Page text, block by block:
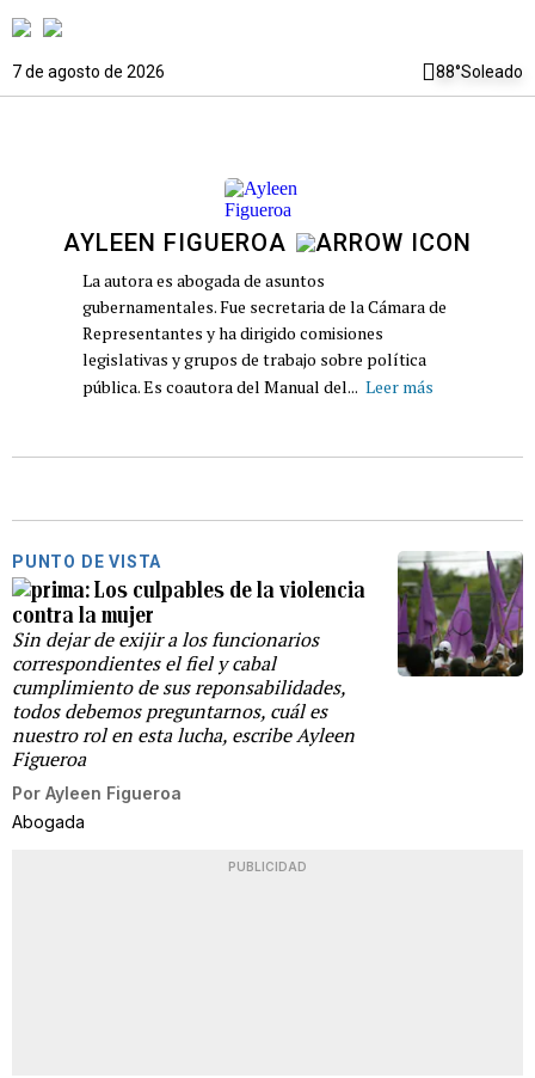
7 de agosto de 2026 88°Soleado
AYLEEN FIGUEROA
La autora es abogada de asuntos
gubernamentales. Fue secretaria de la Cámara de
Representantes y ha dirigido comisiones
legislativas y grupos de trabajo sobre política
pública. Es coautora del Manual del... Leer más
PUNTO DE VISTA
Los culpables de la violencia
contra la mujer
Sin dejar de exijir a los funcionarios
correspondientes el fiel y cabal
cumplimiento de sus reponsabilidades,
todos debemos preguntarnos, cuál es
nuestro rol en esta lucha, escribe Ayleen
Figueroa
Por Ayleen Figueroa
Abogada
PUBLICIDAD